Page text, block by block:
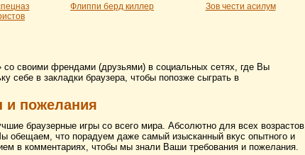
Флиппи берд киллер Зов чести асилум
со своими френдами (друзьями) в социальных сетях, где Вы
себе в закладки браузера, чтобы попозже сыграть в
и пожелания
браузерные игры со всего мира. Абсолютно для всех возрастов,
обещаем, что порадуем даже самый изысканный вкус опытного и
в комментариях, чтобы мы знали Ваши требования и пожелания.